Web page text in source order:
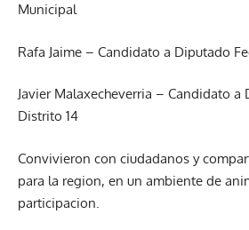
Municipal
Rafa Jaime – Candidato a Diputado
Javier Malaxecheverria – Candidato
Distrito 14
Convivieron con ciudadanos y
para la region, en un ambiente de
participacion.